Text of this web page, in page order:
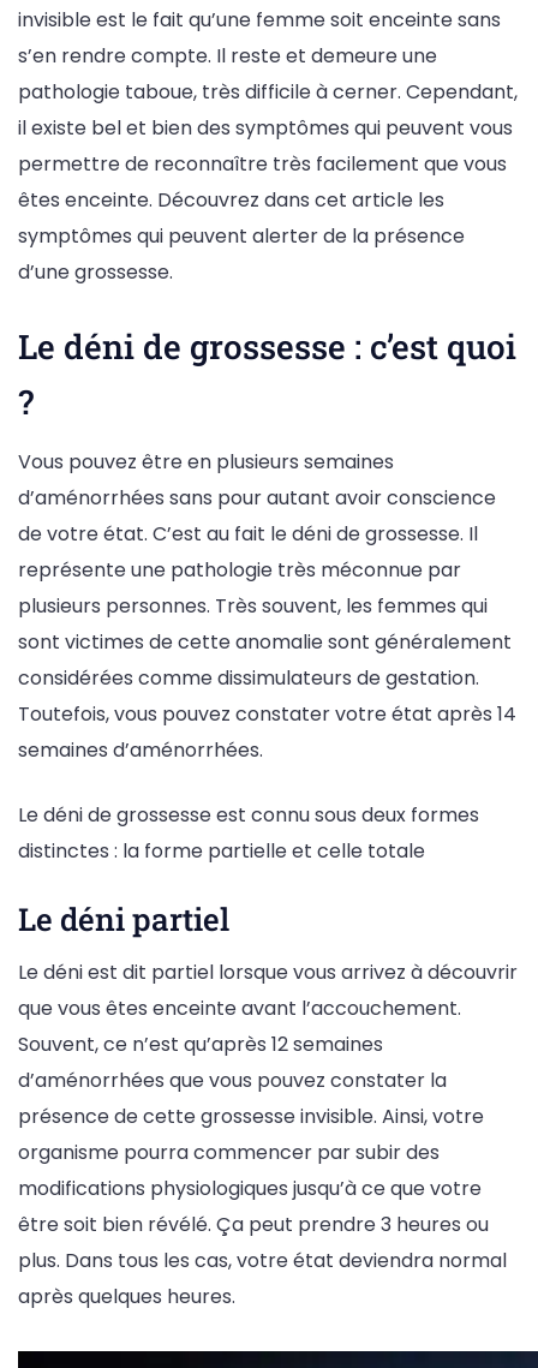
invisible est le fait qu’une femme soit enceinte sans
s’en rendre compte. Il reste et demeure une
pathologie taboue, très difficile à cerner. Cependant,
il existe bel et bien des symptômes qui peuvent vous
permettre de reconnaître très facilement que vous
êtes enceinte. Découvrez dans cet article les
symptômes qui peuvent alerter de la présence
d’une grossesse.
Le déni de grossesse : c’est quoi
?
Vous pouvez être en plusieurs semaines
d’aménorrhées sans pour autant avoir conscience
de votre état. C’est au fait le déni de grossesse. Il
représente une pathologie très méconnue par
plusieurs personnes. Très souvent, les femmes qui
sont victimes de cette anomalie sont généralement
considérées comme dissimulateurs de gestation.
Toutefois, vous pouvez constater votre état après 14
semaines d’aménorrhées.
Le déni de grossesse est connu sous deux formes
distinctes : la forme partielle et celle totale
Le déni partiel
Le déni est dit partiel lorsque vous arrivez à découvrir
que vous êtes enceinte avant l’accouchement.
Souvent, ce n’est qu’après 12 semaines
d’aménorrhées que vous pouvez constater la
présence de cette grossesse invisible. Ainsi, votre
organisme pourra commencer par subir des
modifications physiologiques jusqu’à ce que votre
être soit bien révélé. Ça peut prendre 3 heures ou
plus. Dans tous les cas, votre état deviendra normal
après quelques heures.